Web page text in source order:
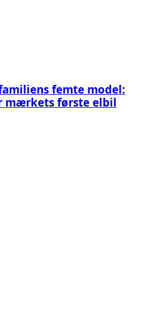
femte model:
mærkets første elbil